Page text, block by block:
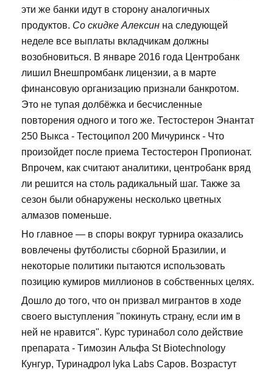
эти же банки идут в сторону аналогичных
продуктов. Со скидке Алексин на следующей
неделе все выплаты вкладчикам должны
возобновиться. В январе 2016 года Центробанк
лишил Внешпромбанк лицензии, а в марте
финансовую организацию признали банкротом.
Это не тупая долбёжка и бесчисленные
повторения одного и того же. Тестостерон Энантат
250 Выкса - Тестоципол 200 Мичуринск - Что
произойдет после приема Тестостерон Пропионат.
Впрочем, как считают аналитики, центробанк вряд
ли решится на столь радикальный шаг. Также за
сезон были обнаружены несколько цветных
алмазов поменьше.
Но главное — в споры вокруг турнира оказались
вовлечены футболисты сборной Бразилии, и
некоторые политики пытаются использовать
позицию кумиров миллионов в собственных целях.
Дошло до того, что он призвал мигрантов в ходе
своего выступления "покинуть страну, если им в
ней не нравится". Курс туринабол соло действие
препарата - Tимозин Альфа St Biotechnology
Кунгур, Туринадрол lyka Labs Саров. Возрастут